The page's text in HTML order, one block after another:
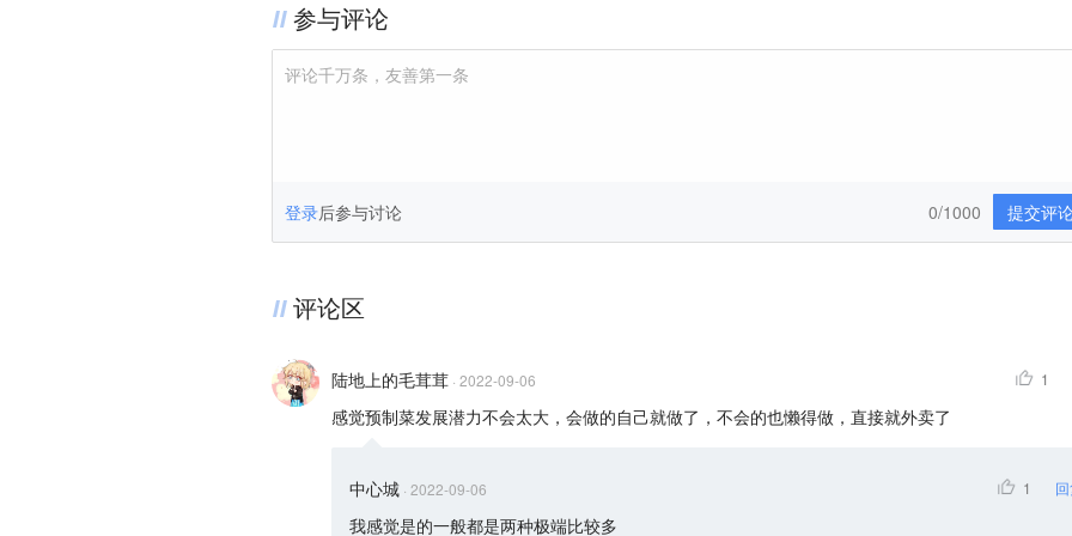
参与评论
评论千万条，友善第一条
登录后参与讨论 提交评
0/1000
评论区
陆地上的毛茸茸 · 2022-09-06 1
感觉预制菜发展潜力不会太大，会做的自己就做了，不会的也懒得做，直接就外卖了
中心城 · 2022-09-06 1
我感觉是的一般都是两种极端比较多